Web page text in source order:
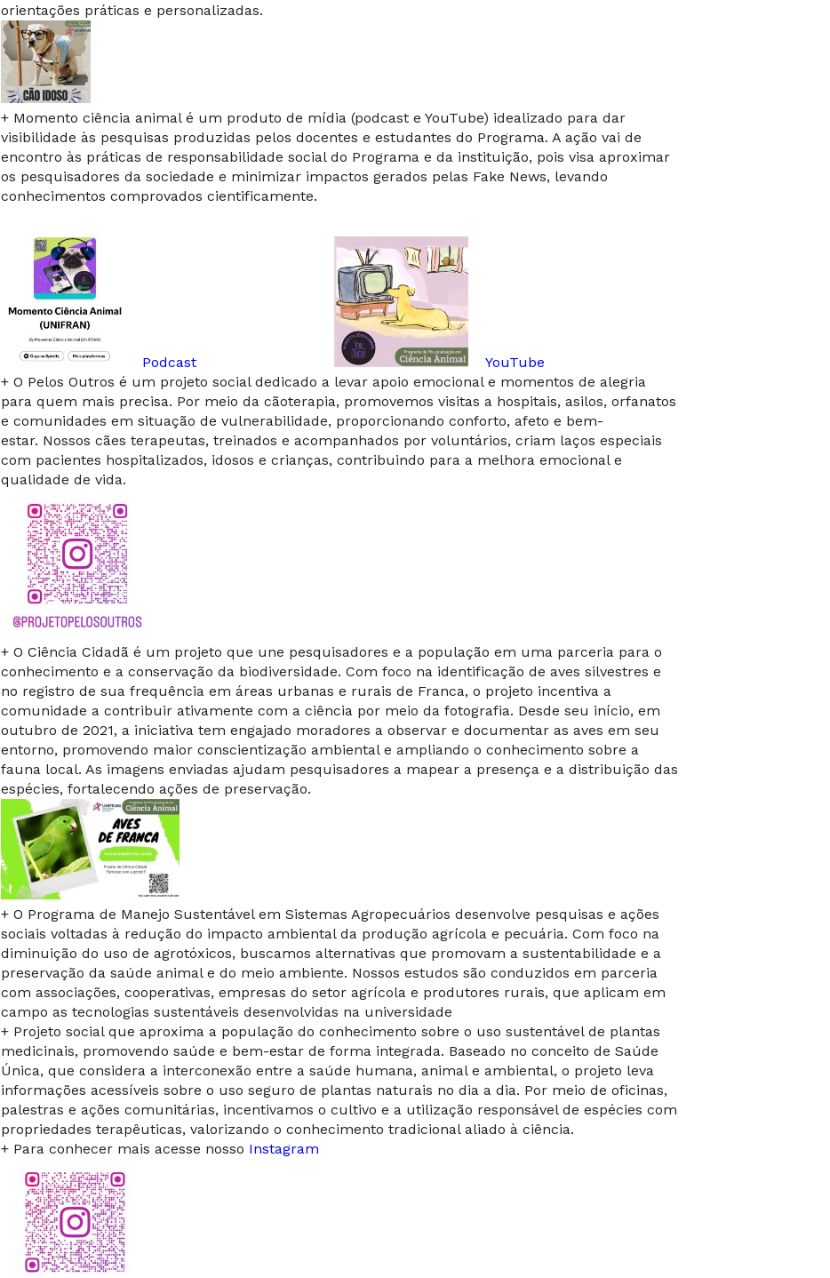
orientações práticas e personalizadas.
+ Momento ciência animal é um produto de mídia (podcast e YouTube) idealizado para dar
visibilidade às pesquisas produzidas pelos docentes e estudantes do Programa. A ação vai de
encontro às práticas de responsabilidade social do Programa e da instituição, pois visa aproximar
os pesquisadores da sociedade e minimizar impactos gerados pelas Fake News, levando
conhecimentos comprovados cientificamente.
Podcast
YouTube
+ O Pelos Outros é um projeto social dedicado a levar apoio emocional e momentos de alegria
para quem mais precisa. Por meio da cãoterapia, promovemos visitas a hospitais, asilos, orfanatos
e comunidades em situação de vulnerabilidade, proporcionando conforto, afeto e bem-
estar. Nossos cães terapeutas, treinados e acompanhados por voluntários, criam laços especiais
com pacientes hospitalizados, idosos e crianças, contribuindo para a melhora emocional e
qualidade de vida.
+ O Ciência Cidadã é um projeto que une pesquisadores e a população em uma parceria para o
conhecimento e a conservação da biodiversidade. Com foco na identificação de aves silvestres e
no registro de sua frequência em áreas urbanas e rurais de Franca, o projeto incentiva a
comunidade a contribuir ativamente com a ciência por meio da fotografia. Desde seu início, em
outubro de 2021, a iniciativa tem engajado moradores a observar e documentar as aves em seu
entorno, promovendo maior conscientização ambiental e ampliando o conhecimento sobre a
fauna local. As imagens enviadas ajudam pesquisadores a mapear a presença e a distribuição das
espécies, fortalecendo ações de preservação.
+ O Programa de Manejo Sustentável em Sistemas Agropecuários desenvolve pesquisas e ações
sociais voltadas à redução do impacto ambiental da produção agrícola e pecuária. Com foco na
diminuição do uso de agrotóxicos, buscamos alternativas que promovam a sustentabilidade e a
preservação da saúde animal e do meio ambiente. Nossos estudos são conduzidos em parceria
com associações, cooperativas, empresas do setor agrícola e produtores rurais, que aplicam em
campo as tecnologias sustentáveis desenvolvidas na universidade
+ Projeto social que aproxima a população do conhecimento sobre o uso sustentável de plantas
medicinais, promovendo saúde e bem-estar de forma integrada. Baseado no conceito de Saúde
Única, que considera a interconexão entre a saúde humana, animal e ambiental, o projeto leva
informações acessíveis sobre o uso seguro de plantas naturais no dia a dia. Por meio de oficinas,
palestras e ações comunitárias, incentivamos o cultivo e a utilização responsável de espécies com
propriedades terapêuticas, valorizando o conhecimento tradicional aliado à ciência.
+ Para conhecer mais acesse nosso Instagram